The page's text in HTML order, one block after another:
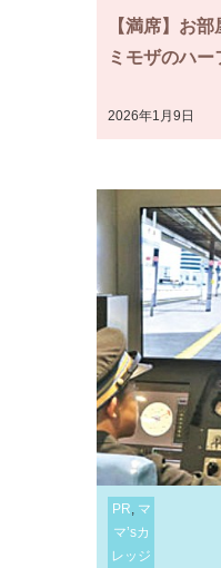
【満席】お
ミモザのハ
2026年1月9日
PR, マ
マ’sカ
レッジ